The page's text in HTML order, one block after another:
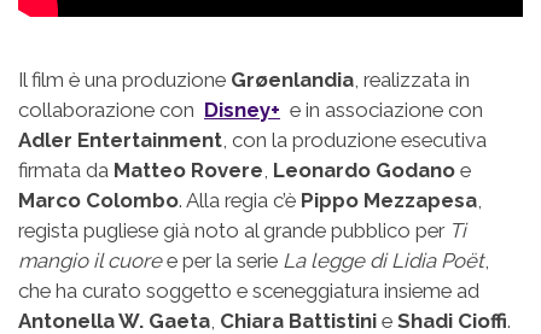
Il film è una produzione Grøenlandia , realizzata in
collaborazione con Disney+ e in associazione con
Adler Entertainment , con la produzione esecutiva
firmata da Matteo Rovere Leonardo Godano e
Marco Colombo. Alla regia c’è Pippo Mezzapesa
regista pugliese già noto al grande pubblico per Ti
mangio il cuoree per la serie La legge di Lidia Poët,
che ha curato soggetto e sceneggiatura insieme ad
Antonella W. Gaeta Chiara Battistini e Shadi Cioffi.